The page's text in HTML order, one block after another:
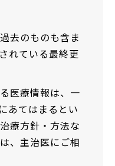
去のものも含ま
れている最終更
医療情報は、一
あてはまるとい
療方針・方法な
、主治医にご相